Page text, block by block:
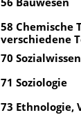
58 Chemische
verschiedene
70
71 Soziologie
73 Ethnologie,